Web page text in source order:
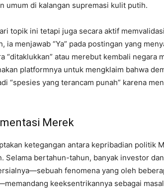
umum di kalangan supremasi kulit putih.
topik ini tetapi juga secara aktif
ia menjawab “Ya” pada postingan yang
“ditaklukkan” atau merebut kembali negara
platformnya untuk mengklaim bahwa
“spesies yang terancam punah” karena
Merek
ketegangan antara kepribadian politik
Selama bertahun-tahun, banyak investor
fenomena yang oleh
keeksentrikannya sebagai